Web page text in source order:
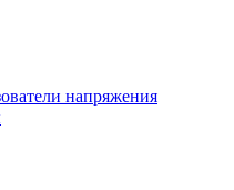
напряжения